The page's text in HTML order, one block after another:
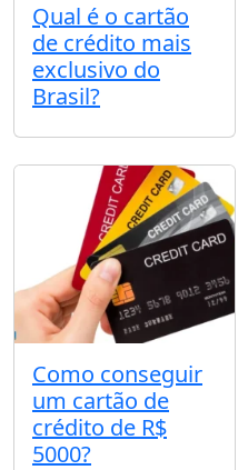
Qual é o cartão
de crédito mais
exclusivo do
Brasil?
Como conseguir
um cartão de
crédito de R$
5000?